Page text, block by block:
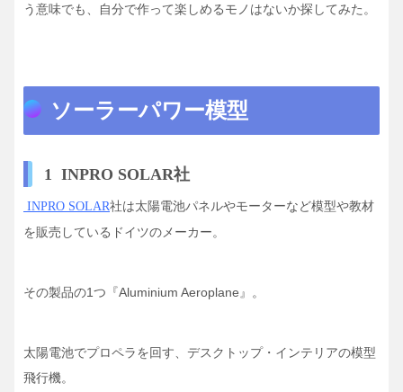
う意味でも、自分で作って楽しめるモノはないか探してみた。
ソーラーパワー模型
1 INPRO SOLAR社
INPRO SOLAR社は太陽電池パネルやモーターなど模型や教材
を販売しているドイツのメーカー。
その製品の1つ『Aluminium Aeroplane』。
太陽電池でプロペラを回す、デスクトップ・インテリアの模型
飛行機。